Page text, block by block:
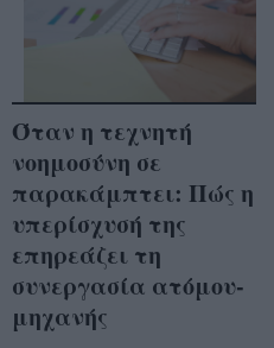
Όταν η τεχνητή
νοημοσύνη σε
παρακάμπτει: Πώς η
υπερίσχυσή της
επηρεάζει τη
συνεργασία ατόμου-
μηχανής